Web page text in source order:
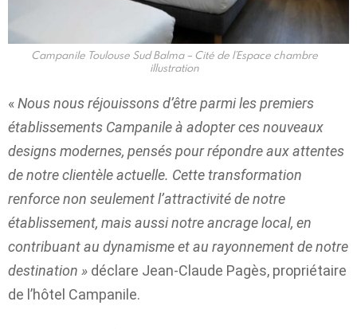
Campanile Toulouse Sud Balma – Cité de l’Espace chambre
illustration
«Nous nous réjouissons d’être parmi les premiers
établissements Campanile à adopter ces nouveaux
designs modernes, pensés pour répondre aux attentes
de notre clientèle actuelle. Cette transformation
renforce non seulement l’attractivité de notre
établissement, mais aussi notre ancrage local, en
contribuant au dynamisme et au rayonnement de notre
destination » déclare Jean-Claude Pagès, propriétaire
de l’hôtel Campanile.